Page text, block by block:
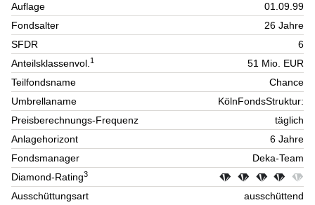
Auflage
01.09.99
Fondsalter
26 Jahre
SFDR
6
Anteilsklassenvol.1
51 Mio. EUR
Teilfondsname
Chance
Umbrellaname
KölnFondsStruktur:
Preisberechnungs-Frequenz
täglich
Anlagehorizont
6 Jahre
Fondsmanager
Deka-Team
Diamond-Rating3
Ausschüttungsart ausschüttend